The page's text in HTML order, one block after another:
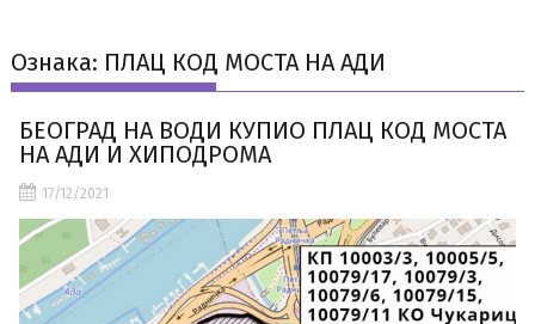
Ознака: ПЛАЦ КОД МОСТА НА АДИ
БЕОГРАД НА ВОДИ КУПИО ПЛАЦ КОД МОСТА
НА АДИ И ХИПОДРОМА
17/12/2021